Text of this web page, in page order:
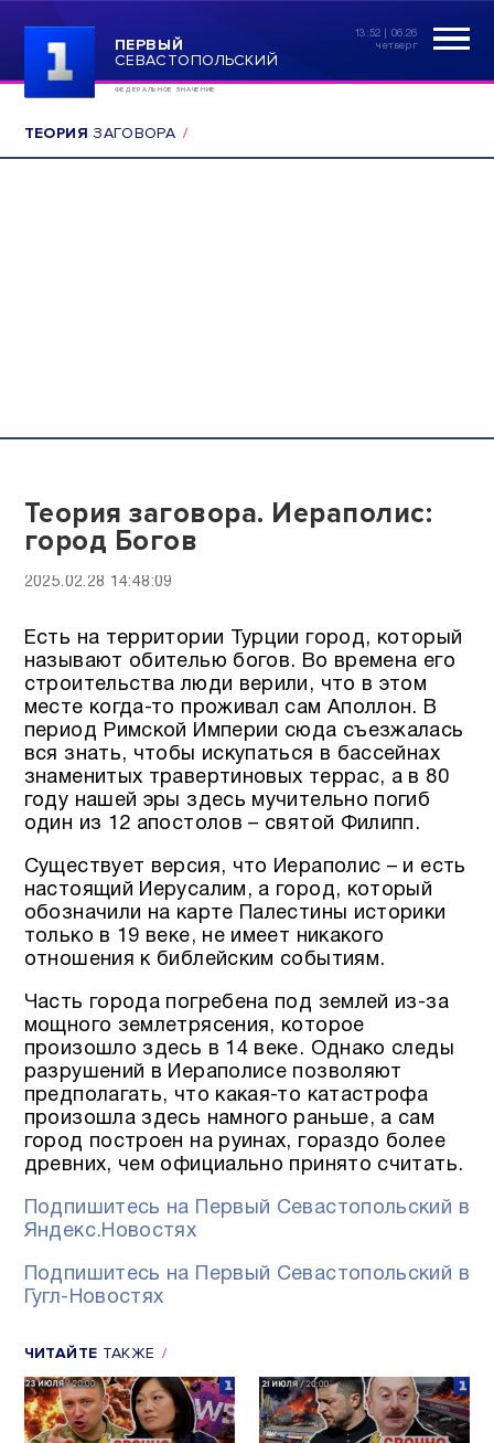
ПЕРВЫЙ
СЕВАСТОПОЛЬСКИЙ
ФЕДЕРАЛЬНОЕ ЗНАЧЕНИЕ
13:52 | 06.26
четверг
ТЕОРИЯ ЗАГОВОРА
Теория заговора. Иераполис:
город Богов
2025.02.28 14:48:09
Есть на территории Турции город, который
называют обителью богов. Во времена его
строительства люди верили, что в этом
месте когда-то проживал сам Аполлон. В
период Римской Империи сюда съезжалась
вся знать, чтобы искупаться в бассейнах
знаменитых травертиновых террас, а в 80
году нашей эры здесь мучительно погиб
один из 12 апостолов – святой Филипп.
Существует версия, что Иераполис – и есть
настоящий Иерусалим, а город, который
обозначили на карте Палестины историки
только в 19 веке, не имеет никакого
отношения к библейским событиям.
Часть города погребена под землей из-за
мощного землетрясения, которое
произошло здесь в 14 веке. Однако следы
разрушений в Иераполисе позволяют
предполагать, что какая-то катастрофа
произошла здесь намного раньше, а сам
город построен на руинах, гораздо более
древних, чем официально принято считать.
Подпишитесь на Первый Севастопольский в
Яндекс.Новостях
Подпишитесь на Первый Севастопольский в
Гугл-Новостях
ЧИТАЙТЕ ТАКЖЕ